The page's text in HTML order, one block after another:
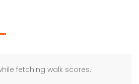
fetching walk scores.